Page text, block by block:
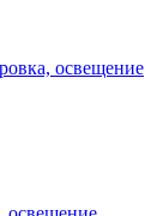
освещение